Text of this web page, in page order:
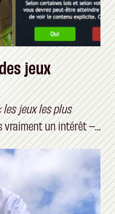
jeux
les jeux les plus
un intérêt –